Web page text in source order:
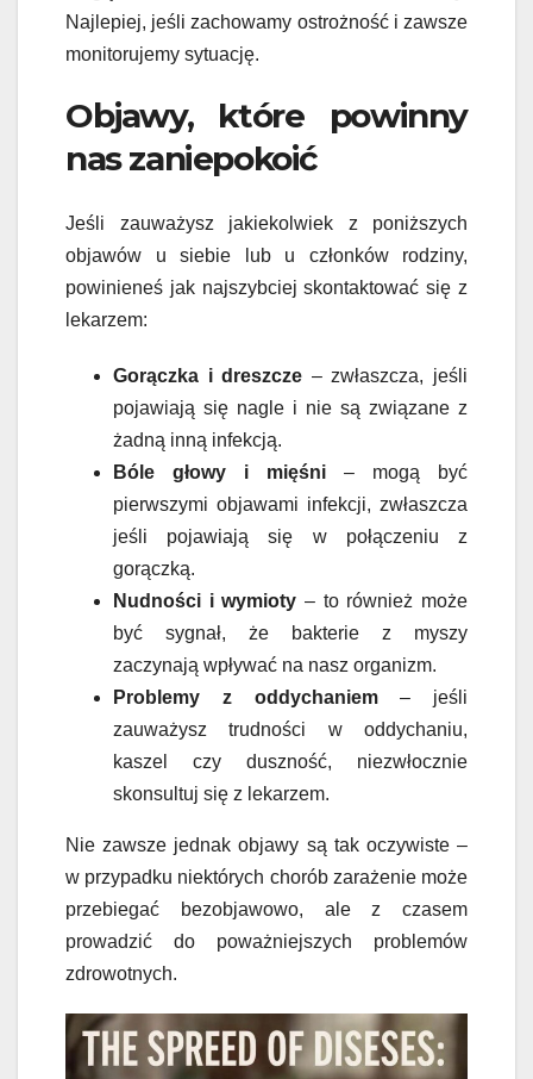
Najlepiej, jeśli zachowamy ostrożność i zawsze
monitorujemy sytuację.
Objawy, które powinny
nas zaniepokoić
Jeśli zauważysz jakiekolwiek z poniższych
objawów u siebie lub u członków rodziny,
powinieneś jak najszybciej skontaktować się z
lekarzem:
Gorączka i dreszcze – zwłaszcza, jeśli
pojawiają się nagle i nie są związane z
żadną inną infekcją.
Bóle głowy i mięśni – mogą być
pierwszymi objawami infekcji, zwłaszcza
jeśli pojawiają się w połączeniu z
gorączką.
Nudności i wymioty – to również może
być sygnał, że bakterie z myszy
zaczynają wpływać na nasz organizm.
Problemy z oddychaniem– jeśli
zauważysz trudności w oddychaniu,
kaszel czy duszność, niezwłocznie
skonsultuj się z lekarzem.
Nie zawsze jednak objawy są tak oczywiste –
w przypadku niektórych chorób zarażenie może
przebiegać bezobjawowo, ale z czasem
prowadzić do poważniejszych problemów
zdrowotnych.